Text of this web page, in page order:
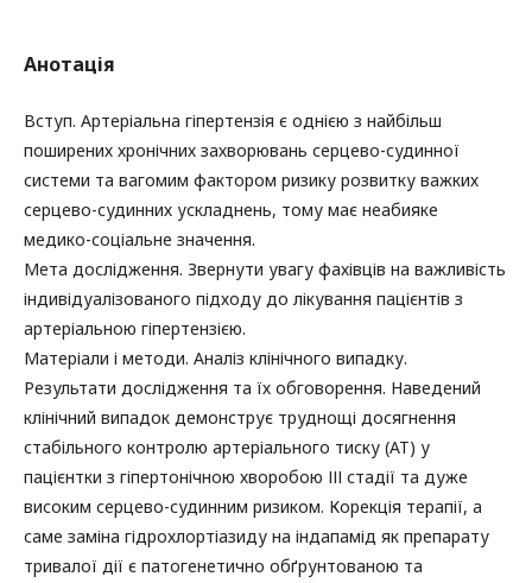
Анотація
Вступ. Артеріальна гіпертензія є однією з найбільш
поширених хронічних захворювань серцево-судинної
системи та вагомим фактором ризику розвитку важких
серцево-судинних ускладнень, тому має неабияке
медико-соціальне значення.
Мета дослідження. Звернути увагу фахівців на важливість
індивідуалізованого підходу до лікування пацієнтів з
артеріальною гіпертензією.
Матеріали і методи. Аналіз клінічного випадку.
Результати дослідження та їх обговорення. Наведений
клінічний випадок демонструє труднощі досягнення
стабільного контролю артеріального тиску (АТ) у
пацієнтки з гіпертонічною хворобою ІІІ стадії та дуже
високим серцево-судинним ризиком. Корекція терапії, а
саме заміна гідрохлортіазиду на індапамід як препарату
тривалої дії є патогенетично обґрунтованою та